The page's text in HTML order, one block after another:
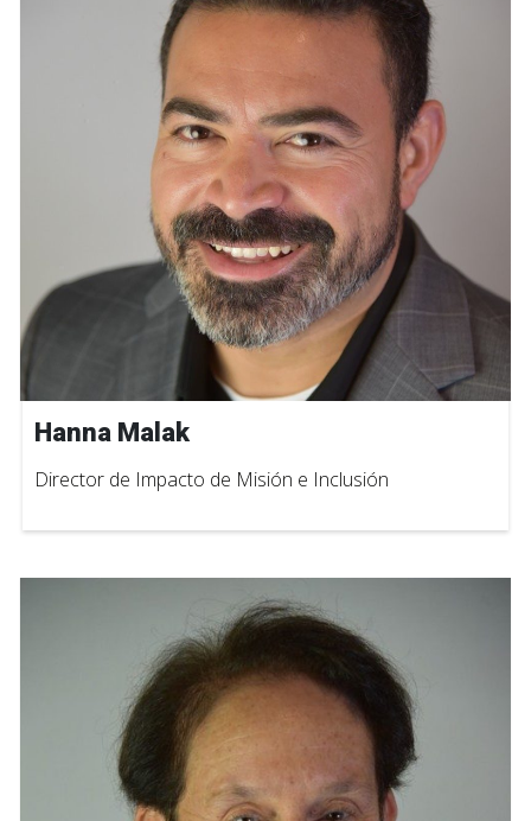
Hanna Malak
Director de Impacto de Misión e Inclusión